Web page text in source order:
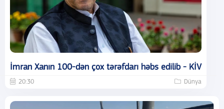
İmran Xanın 100-dən çox tərəfdarı həbs edilib - KİV
20:30 Dünya